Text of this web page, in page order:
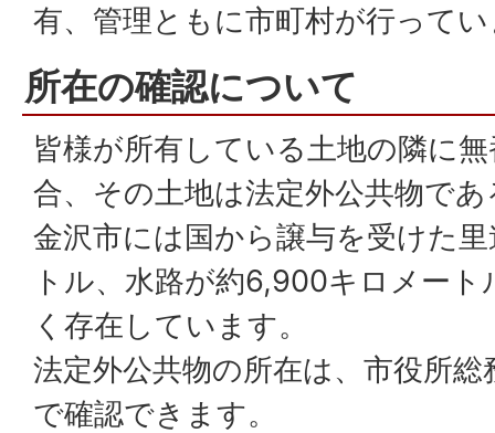
有、管理ともに市町村が行って
所在の確認について
皆様が所有している土地の隣に
合、その土地は法定外公共物で
金沢市には国から譲与を受けた
トル、水路が約6,900キロメー
く存在しています。
法定外公共物の所在は、市役所
で確認できます。